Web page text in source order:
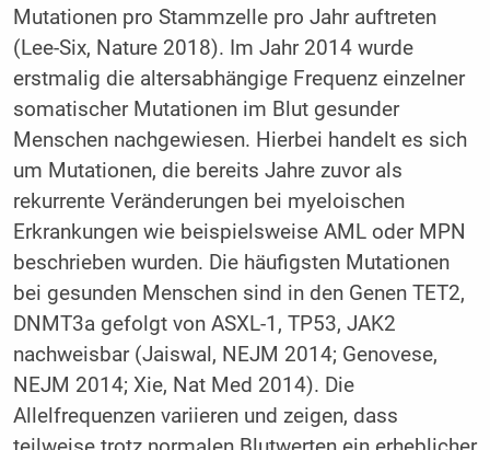
Mutationen pro Stammzelle pro Jahr auftreten
(Lee-Six, Nature 2018). Im Jahr 2014 wurde
erstmalig die altersabhängige Frequenz einzelner
somatischer Mutationen im Blut gesunder
Menschen nachgewiesen. Hierbei handelt es sich
um Mutationen, die bereits Jahre zuvor als
rekurrente Veränderungen bei myeloischen
Erkrankungen wie beispielsweise AML oder MPN
beschrieben wurden. Die häufigsten Mutationen
bei gesunden Menschen sind in den Genen TET2,
DNMT3a gefolgt von ASXL-1, TP53, JAK2
nachweisbar (Jaiswal, NEJM 2014; Genovese,
NEJM 2014; Xie, Nat Med 2014). Die
Allelfrequenzen variieren und zeigen, dass